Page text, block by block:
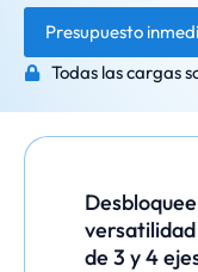
Presupuesto
Todas las cargas
de 3 y 4